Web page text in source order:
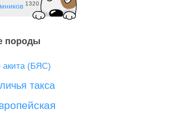
1320
породы
акита (БЯС)
такса